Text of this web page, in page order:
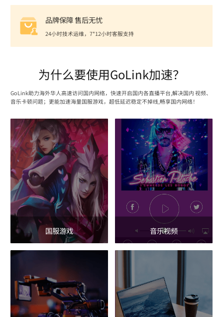
品牌保障 售后无忧
24小时技术运维，7*12小时客服支持
为什么要使用GoLink加速？
GoLink助力海外华人高速访问国内网络，快速开启国内各直播平台,解决国内 视频、
音乐卡顿问题；更能加速海量国服游戏，超低延迟稳定不掉线,畅享国内网络！
国服游戏 音乐视频